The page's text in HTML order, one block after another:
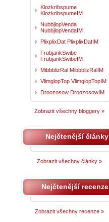
Klozkribspume
KlozkribspumeIM
NubbjlopVenda
NubbjlopVendaIM
PlixplixDat PlixplixDatIM
FrubjankSwibe
FrubjankSwibeIM
MibbblizRal MibbblizRalIM
VlimglopTop VlimglopTopIM
Droozosow DroozosowIM
Zobrazit všechny bloggery »
Nejčtenější články
Zobrazit všechny články »
Nejčtenější recenze
Zobrazit všechny recenze »